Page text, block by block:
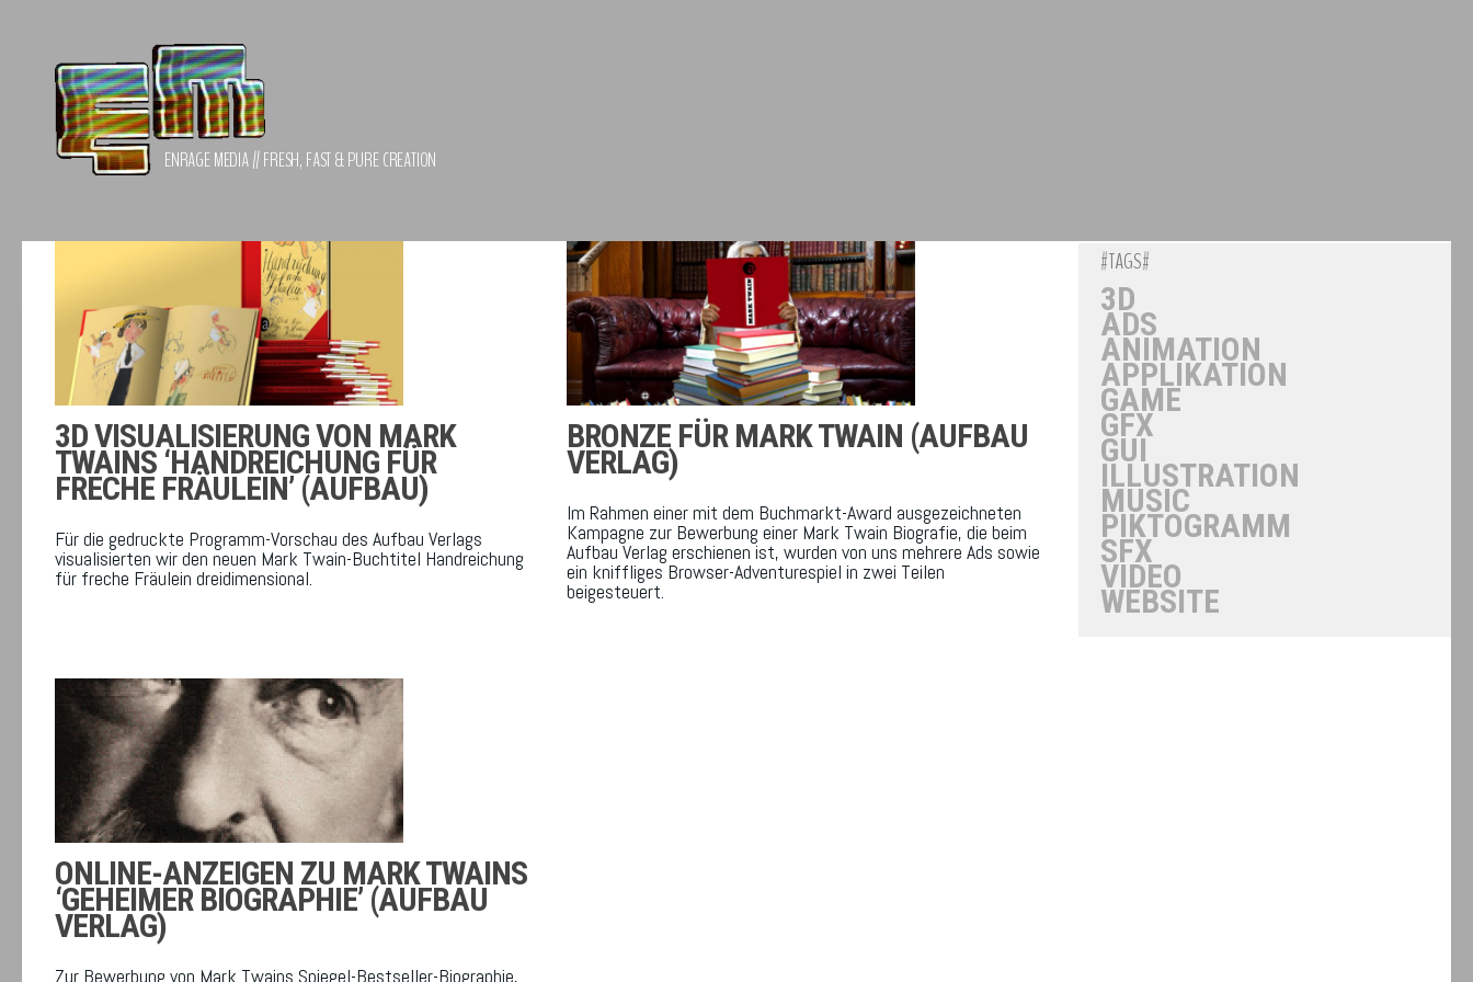
ENRAGE MEDIA // FRESH, FAST & PURE CREATION
3D VISUALISIERUNG VON MARK
TWAINS ‘HANDREICHUNG FÜR
FRECHE FRÄULEIN’ (AUFBAU)
Für die gedruckte Programm-Vorschau des Aufbau Verlags
visualisierten wir den neuen Mark Twain-Buchtitel Handreichung
für freche Fräulein dreidimensional.
BRONZE FÜR MARK TWAIN (AUFBAU
VERLAG)
Im Rahmen einer mit dem Buchmarkt-Award ausgezeichneten
Kampagne zur Bewerbung einer Mark Twain Biografie, die beim
Aufbau Verlag erschienen ist, wurden von uns mehrere Ads sowie
ein kniffliges Browser-Adventurespiel in zwei Teilen
beigesteuert.
ONLINE-ANZEIGEN ZU MARK TWAINS
‘GEHEIMER BIOGRAPHIE’ (AUFBAU
VERLAG)
Zur Bewerbung von Mark Twains Spiegel-Bestseller-Biographie,
#TAGS#
3D
ADS
ANIMATION
APPLIKATION
GAME
GFX
GUI
ILLUSTRATION
MUSIC
PIKTOGRAMM
SFX
VIDEO
WEBSITE